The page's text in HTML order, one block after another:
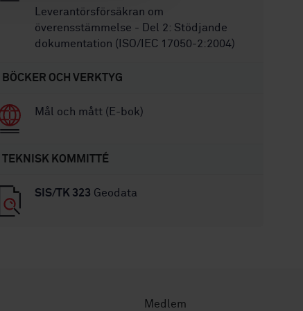
Leverantörsförsäkran om
överensstämmelse - Del 2: Stödjande
dokumentation (ISO/IEC 17050-2:2004)
BÖCKER OCH VERKTYG
Mål och mått (E-bok)
TEKNISK KOMMITTÉ
SIS/TK 323 Geodata
Medlem